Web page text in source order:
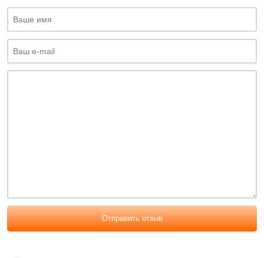
Отправить отзыв